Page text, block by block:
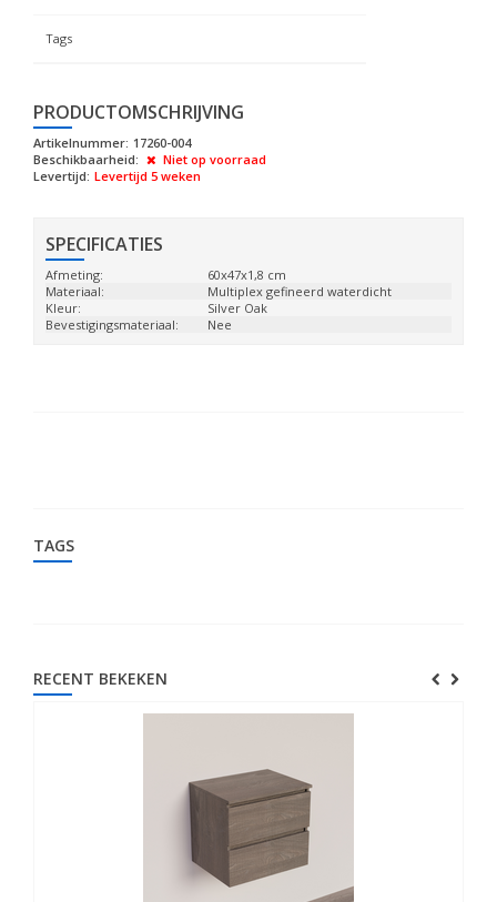
Tags
PRODUCTOMSCHRIJVING
Artikelnummer: 17260-004
Beschikbaarheid:
Niet op voorraad
Levertijd: Levertijd 5 weken
SPECIFICATIES
Afmeting:
60x47x1,8 cm
Materiaal:
Multiplex gefineerd waterdicht
Kleur:
Silver Oak
Bevestigingsmateriaal:
Nee
TAGS
RECENT BEKEKEN